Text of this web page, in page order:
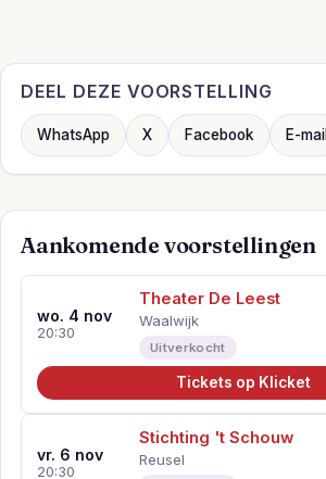
DEEL DEZE VOORSTELLING
WhatsApp X Facebook E-mail
Aankomende voorstellingen
wo. 4 nov
20:30
Theater De Leest
Waalwijk
Uitverkocht
Tickets op Klicket
vr. 6 nov
20:30
Stichting 't Schouw
Reusel